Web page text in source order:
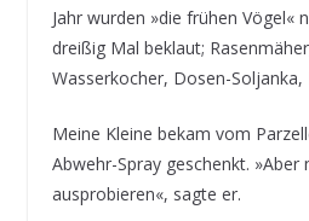
Jahr wurden »die frühen Vögel«
dreißig Mal beklaut;
Wasserkocher, Dosen-Soljanka,
Meine Kleine bekam vom
Abwehr-Spray geschenkt. »Aber
ausprobieren«, sagte er.